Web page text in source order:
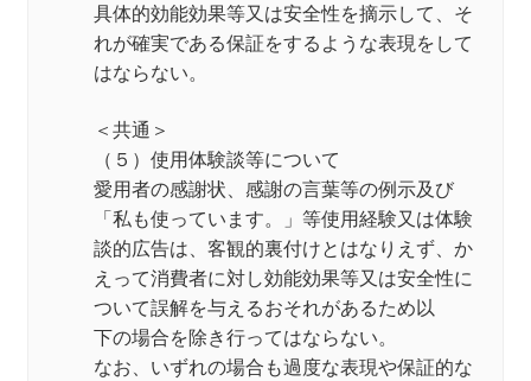
具体的効能効果等又は安全性を摘示して、そ
れが確実である保証をするような表現をして
はならない。
＜共通＞
（５）使用体験談等について
愛用者の感謝状、感謝の言葉等の例示及び
「私も使っています。」等使用経験又は体験
談的広告は、客観的裏付けとはなりえず、か
えって消費者に対し効能効果等又は安全性に
ついて誤解を与えるおそれがあるため以
下の場合を除き行ってはならない。
なお、いずれの場合も過度な表現や保証的な